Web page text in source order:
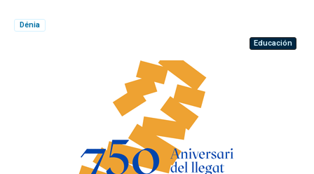
Dénia
Educación